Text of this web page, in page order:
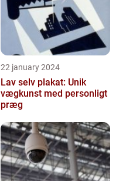
22 january 2024
Lav selv plakat: Unik
vægkunst med personligt
præg